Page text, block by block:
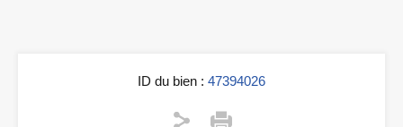
ID du bien : 47394026